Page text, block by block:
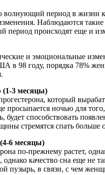
волнующий период в жизни
Наблюдаются
период происходят еще и
и эмоциональные
в 98 году, порядка 78%
(1-3 месяцы)
который
просыпается ночью для
будет способствовать
стремятся спать больше
6 месяцы)
по-прежнему растет,
однако качество сна еще не
пузырь, в связи, с чем